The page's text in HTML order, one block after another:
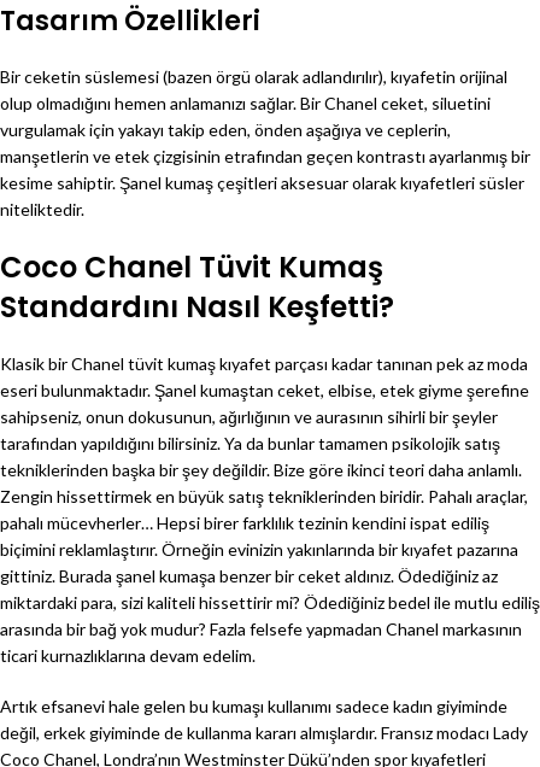
Tasarım Özellikleri
Bir ceketin süslemesi (bazen örgü olarak adlandırılır), kıyafetin orijinal
olup olmadığını hemen anlamanızı sağlar. Bir Chanel ceket, siluetini
vurgulamak için yakayı takip eden, önden aşağıya ve ceplerin,
manşetlerin ve etek çizgisinin etrafından geçen kontrastı ayarlanmış bir
kesime sahiptir. Şanel kumaş çeşitleri aksesuar olarak kıyafetleri süsler
niteliktedir.
Coco Chanel Tüvit Kumaş
Standardını Nasıl Keşfetti?
Klasik bir Chanel tüvit kumaş kıyafet parçası kadar tanınan pek az moda
eseri bulunmaktadır. Şanel kumaştan ceket, elbise, etek giyme şerefine
sahipseniz, onun dokusunun, ağırlığının ve aurasının sihirli bir şeyler
tarafından yapıldığını bilirsiniz. Ya da bunlar tamamen psikolojik satış
tekniklerinden başka bir şey değildir. Bize göre ikinci teori daha anlamlı.
Zengin hissettirmek en büyük satış tekniklerinden biridir. Pahalı araçlar,
pahalı mücevherler… Hepsi birer farklılık tezinin kendini ispat ediliş
biçimini reklamlaştırır. Örneğin evinizin yakınlarında bir kıyafet pazarına
gittiniz. Burada şanel kumaşa benzer bir ceket aldınız. Ödediğiniz az
miktardaki para, sizi kaliteli hissettirir mi? Ödediğiniz bedel ile mutlu ediliş
arasında bir bağ yok mudur? Fazla felsefe yapmadan Chanel markasının
ticari kurnazlıklarına devam edelim.
Artık efsanevi hale gelen bu kumaşı kullanımı sadece kadın giyiminde
değil, erkek giyiminde de kullanma kararı almışlardır. Fransız modacı Lady
Coco Chanel, Londra’nın Westminster Dükü’nden spor kıyafetleri